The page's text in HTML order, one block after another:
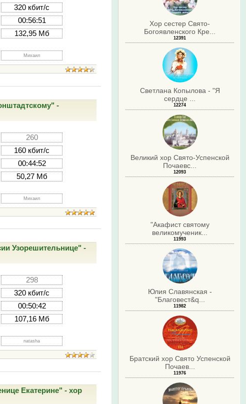
Хор сестер Свято-
Богоявленского Кре...
12391
Светлана Копылова - "Я
сердце ...
12274
Великий хор Свято-Успенской
Почаевс...
12093
"Акафист святому
великомученик...
11993
Юлия Славянская -
"Благовест&q...
11982
Братский хор Свято Успенской
Почаев...
11976
320 кбит/с
00:56:51
132,95 Мб
Михаил
-
260
160 кбит/с
00:44:52
50,27 Мб
Михаил
Узорешительнице" -
298
320 кбит/с
00:50:42
107,16 Мб
natasha
Екатерине" - хор